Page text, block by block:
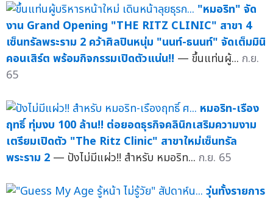
"หมอริท" จัด
งาน Grand Opening "THE RITZ CLINIC" สาขา 4
เซ็นทรัลพระราม 2 คว้าศิลปินหนุ่ม "นนท์-ธนนท์" จัดเต็มมินิ
คอนเสิร์ต พร้อมกิจกรรมเปิดตัวแน่น!! — ขึ้นแท่นผู้... ก.ย.
65
หมอริท-เรือง
ฤทธิ์ ทุ่มงบ 100 ล้าน!! ต่อยอดธุรกิจคลินิกเสริมความงาม
เตรียมเปิดตัว "The Ritz Clinic" สาขาใหม่เซ็นทรัล
พระราม 2 — ปังไม่มีแผ่ว!! สำหรับ หมอริท... ก.ย. 65
วุ่นทั้งรายการ